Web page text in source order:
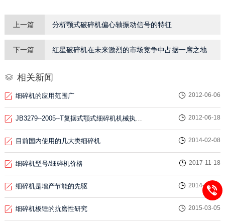
上一篇 分析颚式破碎机偏心轴振动信号的特征
下一篇 红星破碎机在未来激烈的市场竞争中占据一席之地
相关新闻
细碎机的应用范围广 2012-06-06
JB3279--2005--T复摆式颚式细碎机机械执行标准 2012-06-18
目前国内使用的几大类细碎机 2014-02-08
细碎机型号/细碎机价格 2017-11-18
细碎机是增产节能的先驱 2014-05-06
细碎机板锤的抗磨性研究 2015-03-05